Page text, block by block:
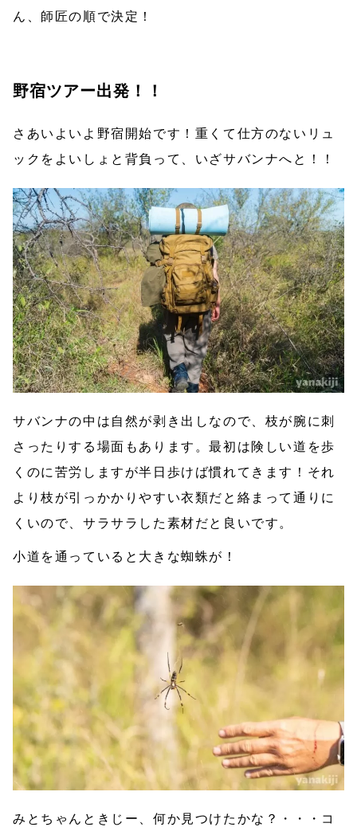
ん、師匠の順で決定！
野宿ツアー出発！！
さあいよいよ野宿開始です！重くて仕方のないリュ
ックをよいしょと背負って、いざサバンナへと！！
サバンナの中は自然が剥き出しなので、枝が腕に刺
さったりする場面もあります。最初は険しい道を歩
くのに苦労しますが半日歩けば慣れてきます！それ
より枝が引っかかりやすい衣類だと絡まって通りに
くいので、サラサラした素材だと良いです。
小道を通っていると大きな蜘蛛が！
みとちゃんときじー、何か見つけたかな？・・・コ